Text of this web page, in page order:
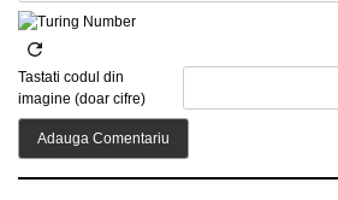
Tastati codul din
imagine (doar cifre)